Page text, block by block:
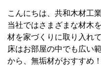
こんにちは、共和木材工業
当社ではさまざまな材木
材を家づくりに取り入れ
床はお部屋の中でも広い
から、無垢材がおすすめ